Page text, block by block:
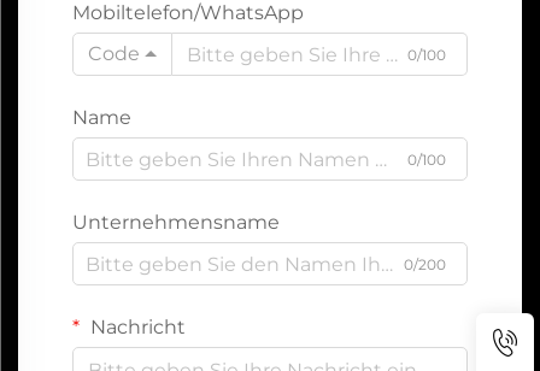
Mobiltelefon/WhatsApp
Code
0/100
Name
0/100
Unternehmensname
0/200
Nachricht